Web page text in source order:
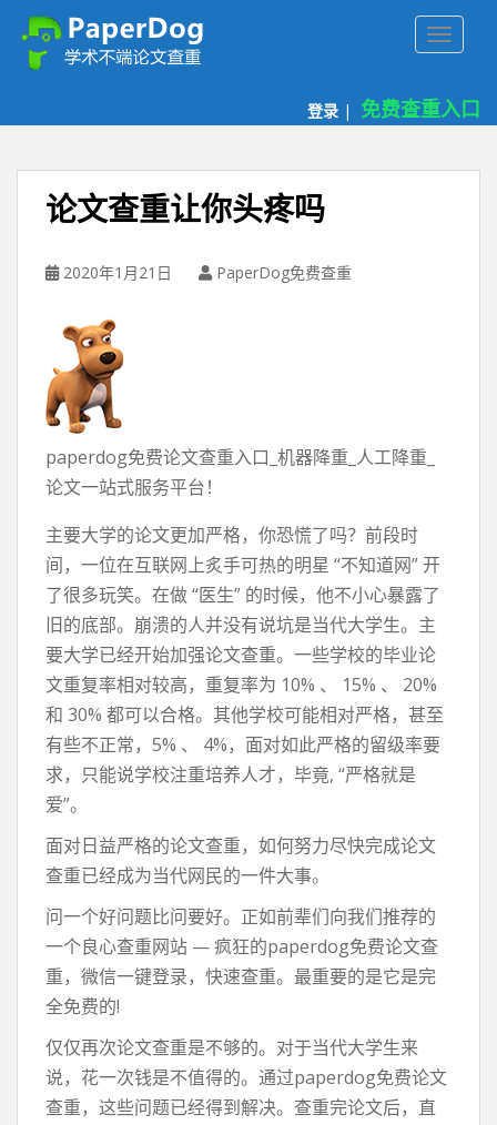
登录 | 免费查重入口
论文查重让你头疼吗
2020年1月21日 PaperDog免费查重
paperdog免费论文查重入口_机器降重_人工降重_
论文一站式服务平台！
主要大学的论文更加严格，你恐慌了吗？前段时
间，一位在互联网上炙手可热的明星 “不知道网” 开
了很多玩笑。在做 “医生” 的时候，他不小心暴露了
旧的底部。崩溃的人并没有说坑是当代大学生。主
要大学已经开始加强论文查重。一些学校的毕业论
文重复率相对较高，重复率为 10% 、 15% 、 20%
和 30% 都可以合格。其他学校可能相对严格，甚至
有些不正常，5% 、 4%，面对如此严格的留级率要
求，只能说学校注重培养人才，毕竟, “严格就是
爱”。
面对日益严格的论文查重，如何努力尽快完成论文
查重已经成为当代网民的一件大事。
问一个好问题比问要好。正如前辈们向我们推荐的
一个良心查重网站 — 疯狂的paperdog免费论文查
重，微信一键登录，快速查重。最重要的是它是完
全免费的!
仅仅再次论文查重是不够的。对于当代大学生来
说，花一次钱是不值得的。通过paperdog免费论文
查重，这些问题已经得到解决。查重完论文后，直